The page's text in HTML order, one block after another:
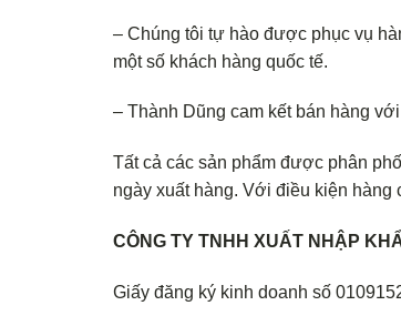
– Chúng tôi tự hào được phục vụ
một số khách hàng quốc tế.
– Thành Dũng cam kết bán hàng
Tất cả các sản phẩm được phân
ngày xuất hàng. Với điều kiện hàng
CÔNG TY TNHH XUẤT NHẬP
Giấy đăng ký kinh doanh số